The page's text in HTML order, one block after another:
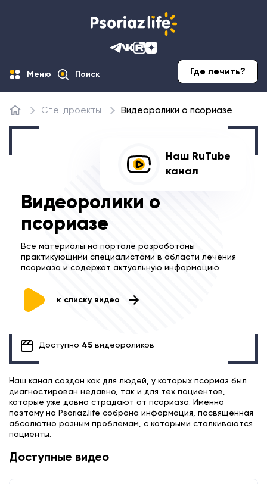
Меню Поиск Где лечить?
Главная Спецпроекты Видеоролики о псориазе
Видеоролики о
псориазе
Все материалы на портале разработаны
практикующими специалистами в области лечения
псориаза и содержат актуальную информацию
Доступно 45 видеороликов
Наш RuTube
канал
к списку видео
Наш канал создан как для людей, у которых псориаз был
диагностирован недавно, так и для тех пациентов,
которые уже давно страдают от псориаза. Именно
поэтому на Psoriaz.life собрана информация, посвященная
абсолютно разным проблемам, с которыми сталкиваются
пациенты.
Доступные видео